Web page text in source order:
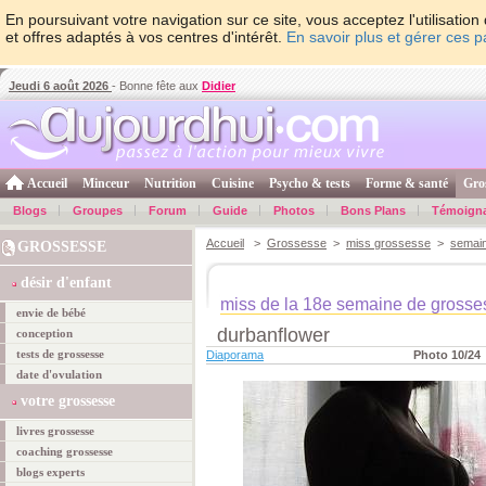
En poursuivant votre navigation sur ce site, vous acceptez
et offres adaptés à vos centres d'intérêt. En savoir plus et gérer ces
Jeudi 6 août 2026 - Bonne fête aux Didier
Accueil Minceur Nutrition Cuisine Psycho & tests Forme & santé
Blogs Groupes Forum Guide Photos Bons Plans
GROSSESSE
désir d'enfant
envie de bébé
conception
tests de grossesse
date d'ovulation
votre grossesse
livres grossesse
coaching grossesse
blogs experts
Accueil > Grossesse > miss grossesse >
miss de la 18e semaine de
durbanflower
Diaporama Photo 10/24